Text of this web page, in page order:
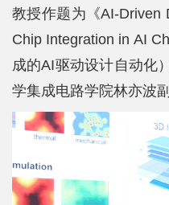
所
中
心
师
资
队
教授作题为《AI-Driven
Chip Integration in AI
成的AI驱动设计自动化
学集成电路学院林亦波